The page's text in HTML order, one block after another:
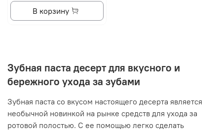
В корзину
Зубная паста десерт для вкусного и
бережного ухода за зубами
Зубная паста со вкусом настоящего десерта является
необычной новинкой на рынке средств для ухода за
ротовой полостью. С ее помощью легко сделать